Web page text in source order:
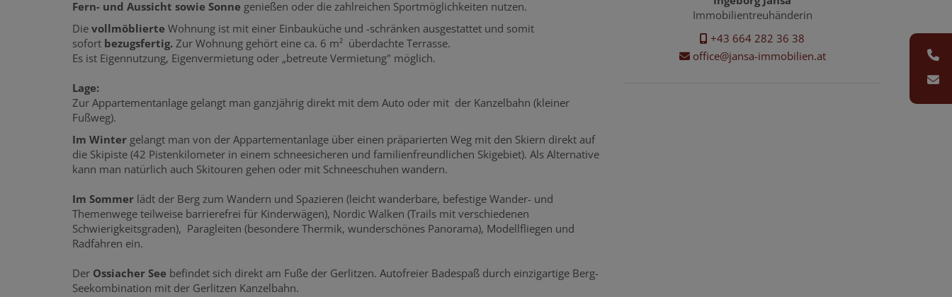
Fern- und Aussicht sowie Sonne genießen oder die zahlreichen Sportmöglichkeiten nutzen.
Die vollmöblierte Wohnung ist mit einer Einbauküche und -schränken ausgestattet und somit
sofort bezugsfertig. Zur Wohnung gehört eine ca. 6 m² überdachte Terrasse.
Es ist Eigennutzung, Eigenvermietung oder „betreute Vermietung" möglich.
Lage:
Zur Appartementanlage gelangt man ganzjährig direkt mit dem Auto oder mit der Kanzelbahn (kleiner
Fußweg).
Im Winter gelangt man von der Appartementanlage über einen präparierten Weg mit den Skiern direkt auf
die Skipiste (42 Pistenkilometer in einem schneesicheren und familienfreundlichen Skigebiet). Als Alternative
kann man natürlich auch Skitouren gehen oder mit Schneeschuhen wandern.
Im Sommer lädt der Berg zum Wandern und Spazieren (leicht wanderbare, befestige Wander- und
Themenwege teilweise barrierefrei für Kinderwägen), Nordic Walken (Trails mit verschiedenen
Schwierigkeitsgraden), Paragleiten (besondere Thermik, wunderschönes Panorama), Modellfliegen und
Radfahren ein.
Der Ossiacher See befindet sich direkt am Fuße der Gerlitzen. Autofreier Badespaß durch einzigartige Berg-
Seekombination mit der Gerlitzen Kanzelbahn.
Immobilientreuhänderin
+43 664 282 36 38
office@jansa-immobilien.at